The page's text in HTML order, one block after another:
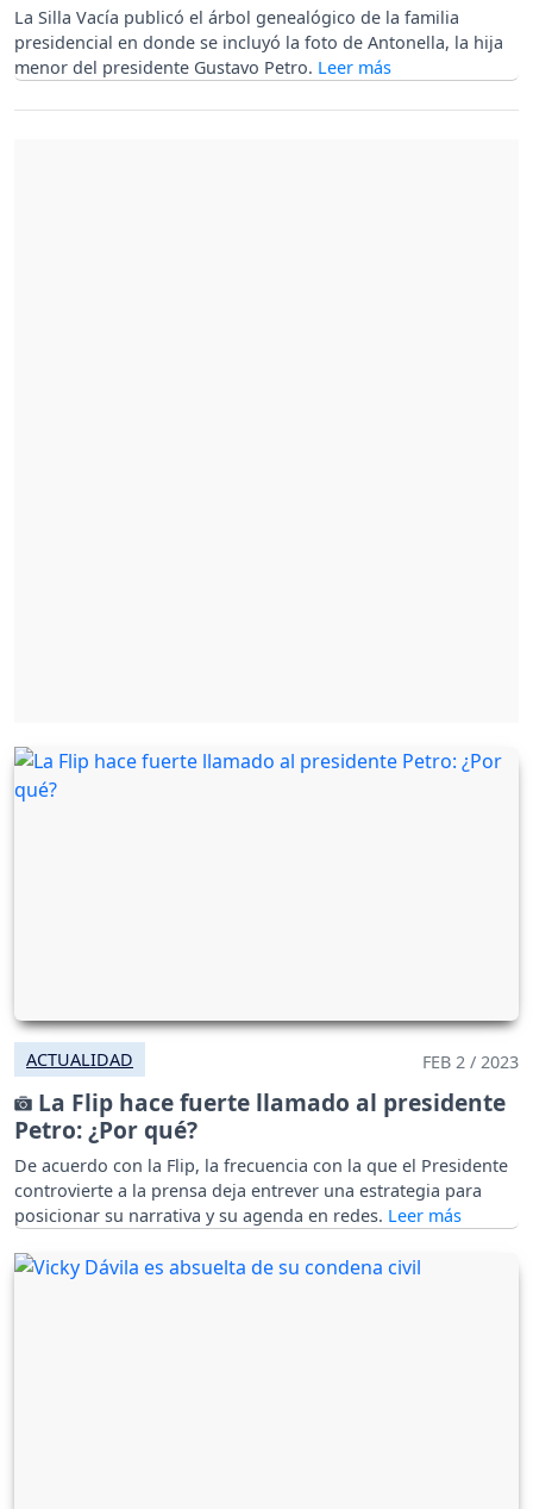
La Silla Vacía publicó el árbol genealógico de la familia
presidencial en donde se incluyó la foto de Antonella, la hija
menor del presidente Gustavo Petro.
ACTUALIDAD FEB 2 / 2023
La Flip hace fuerte llamado al presidente
Petro: ¿Por qué?
De acuerdo con la Flip, la frecuencia con la que el Presidente
controvierte a la prensa deja entrever una estrategia para
posicionar su narrativa y su agenda en redes.